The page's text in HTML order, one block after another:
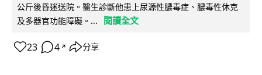
公斤後昏迷送院。醫生診斷他患上尿源性膿毒症、膿毒性休克
及多器官功能障礙。...
閱讀全文
23 4 ↗ 分享